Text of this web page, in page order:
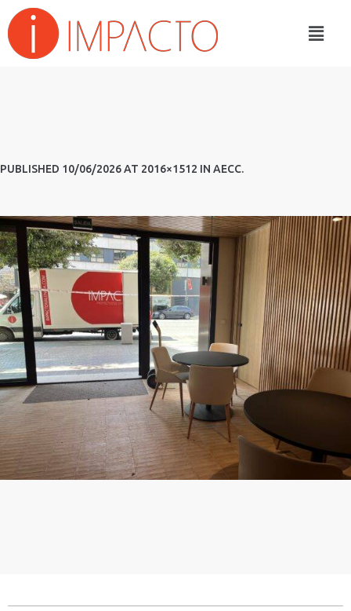
PUBLISHED 10/06/2026AT 2016×1512 IN AECC.